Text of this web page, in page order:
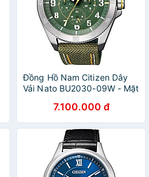
Đồng Hồ Nam Citizen Dây
Vải Nato BU2030-09W - Mặt
7.100.000 đ